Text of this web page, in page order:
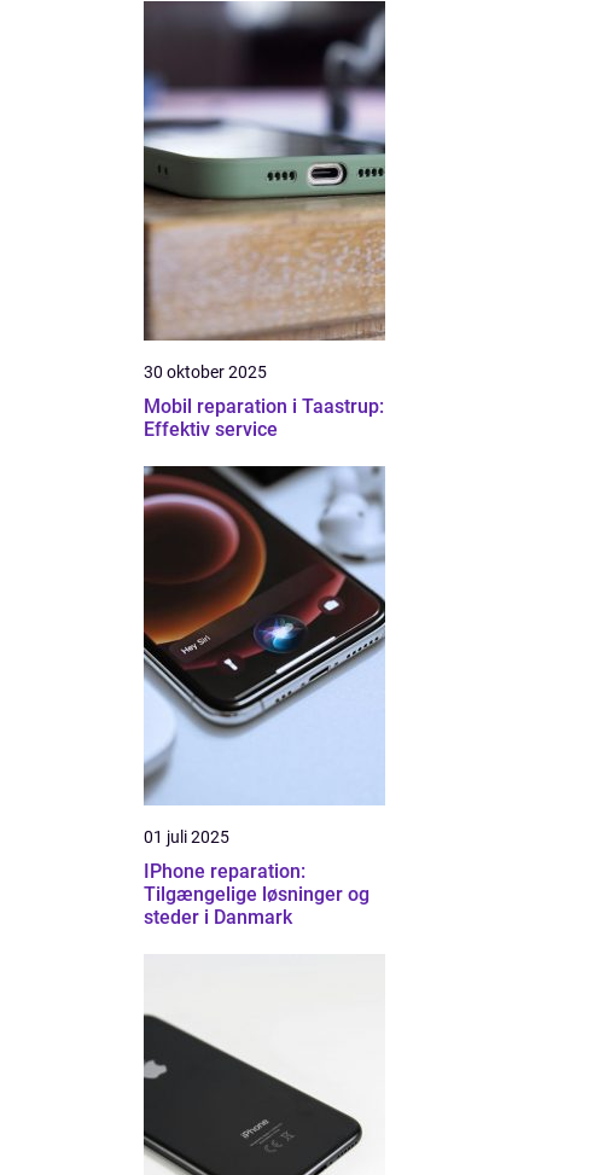
30 oktober 2025
Mobil reparation i Taastrup:
Effektiv service
01 juli 2025
IPhone reparation:
Tilgængelige løsninger og
steder i Danmark